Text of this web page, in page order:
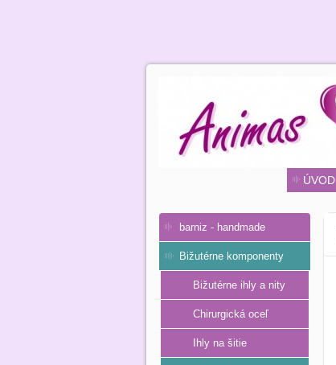
ÚVOD
barniz - handmade
Bižutérne komponenty
Bižutérne ihly a nity
Chirurgická oceľ
Ihly na šitie